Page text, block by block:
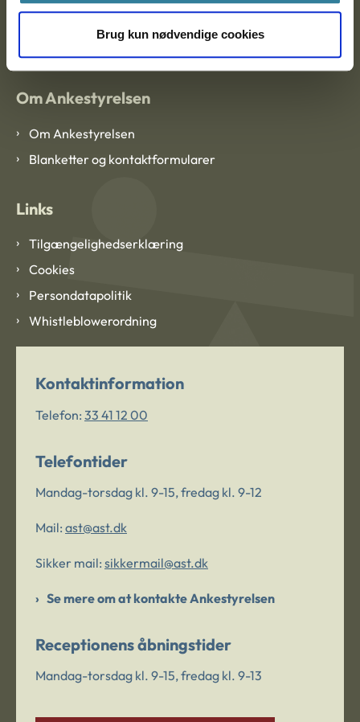
Brug kun nødvendige cookies
EAN: 57 98 000 35 48 21
CVR: 1007 4002
Om Ankestyrelsen
Om Ankestyrelsen
Blanketter og kontaktformularer
Links
Tilgængelighedserklæring
Cookies
Persondatapolitik
Whistleblowerordning
Kontaktinformation
Telefon: 33 41 12 00
Telefontider
Mandag-torsdag kl. 9-15, fredag kl. 9-12
Mail: ast@ast.dk
Sikker mail: sikkermail@ast.dk
Se mere om at kontakte Ankestyrelsen
Receptionens åbningstider
Mandag-torsdag kl. 9-15, fredag kl. 9-13